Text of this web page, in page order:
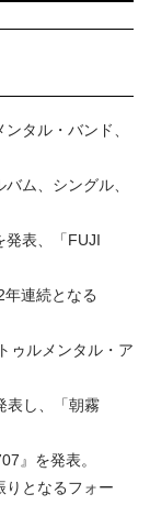
タル・バンド、
ム、シングル、
発表、「FUJI
連続となる
ゥルメンタル・ア
表し、「朝霧
』を発表。
りとなるフォー